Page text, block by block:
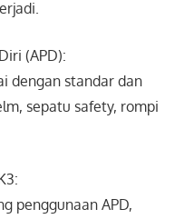
(APD):
dengan standar dan
sepatu safety, rompi
penggunaan APD,